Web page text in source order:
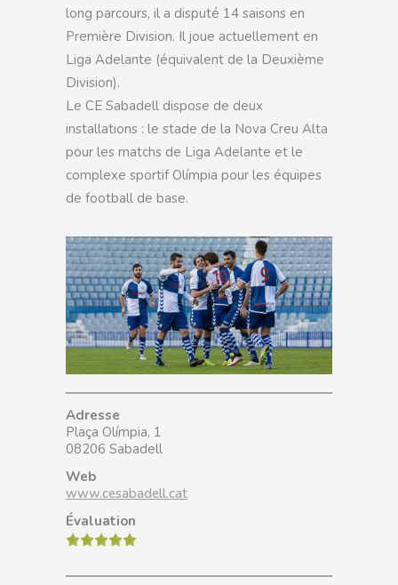
long parcours, il a disputé 14 saisons en
Première Division. Il joue actuellement en
Liga Adelante (équivalent de la Deuxième
Division).
Le CE Sabadell dispose de deux
installations : le stade de la Nova Creu Alta
pour les matchs de Liga Adelante et le
complexe sportif Olímpia pour les équipes
de football de base.
Adresse
Plaça Olímpia, 1
08206 Sabadell
Web
www.cesabadell.cat
Évaluation